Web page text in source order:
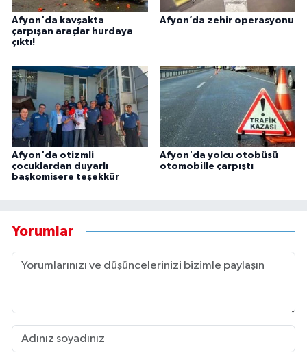
Afyon'da kavşakta
çarpışan araçlar hurdaya
çıktı!
Afyon’da zehir operasyonu
Afyon'da otizmli
çocuklardan duyarlı
başkomisere teşekkür
Afyon'da yolcu otobüsü
otomobille çarpıştı
Yorumlar